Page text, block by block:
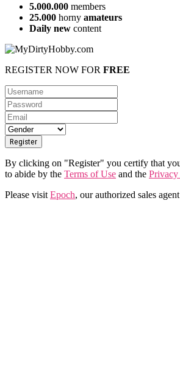
5.000.000 members
25.000 horny amateurs
Daily new content
REGISTER NOW FOR FREE
By clicking on "Register" you certify that
to abide by the Terms of Use and the
Please visit Epoch, our authorized sales agent